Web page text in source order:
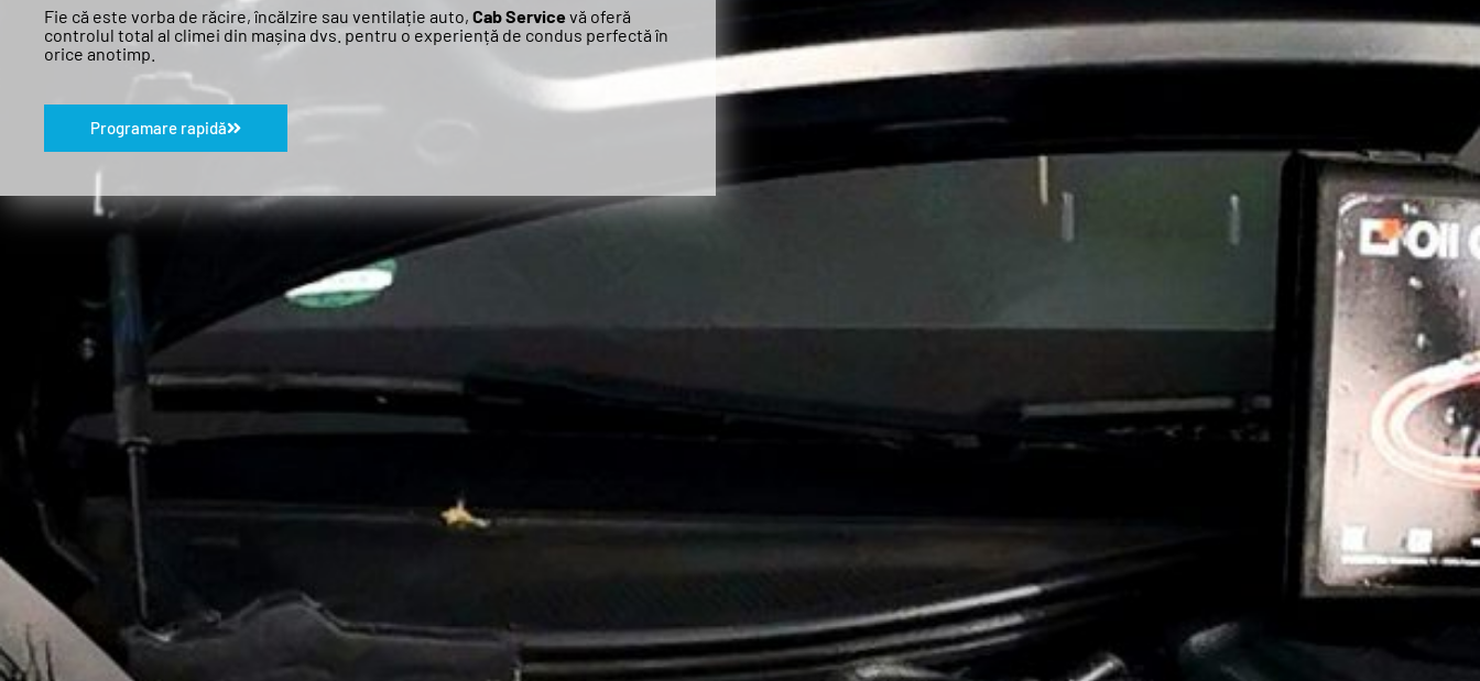
Fie că este vorba de răcire, încălzire sau ventilație auto, Cab Service vă oferă
controlul total al climei din mașina dvs. pentru o experiență de condus perfectă în
orice anotimp.
Programare rapidă